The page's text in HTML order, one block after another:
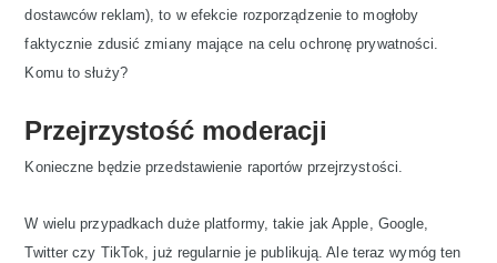
dostawców reklam), to w efekcie rozporządzenie to mogłoby
faktycznie zdusić zmiany mające na celu ochronę prywatności.
Komu to służy?
Przejrzystość moderacji
Konieczne będzie przedstawienie raportów przejrzystości.
W wielu przypadkach duże platformy, takie jak Apple, Google,
Twitter czy TikTok, już regularnie je publikują. Ale teraz wymóg ten